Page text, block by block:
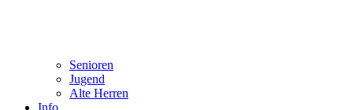
Senioren
Jugend
Alte Herren